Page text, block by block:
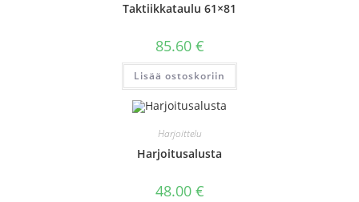
Taktiikkataulu 61×81
85.60 €
Lisää ostoskoriin
Harjoittelu
Harjoitusalusta
48.00 €